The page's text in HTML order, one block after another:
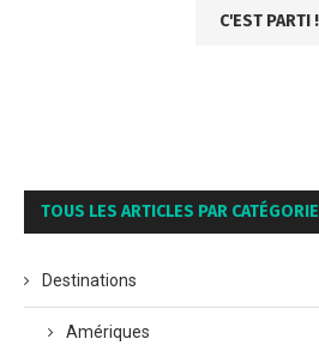
TOUS LES ARTICLES PAR CATÉGORIE
Destinations
Amériques